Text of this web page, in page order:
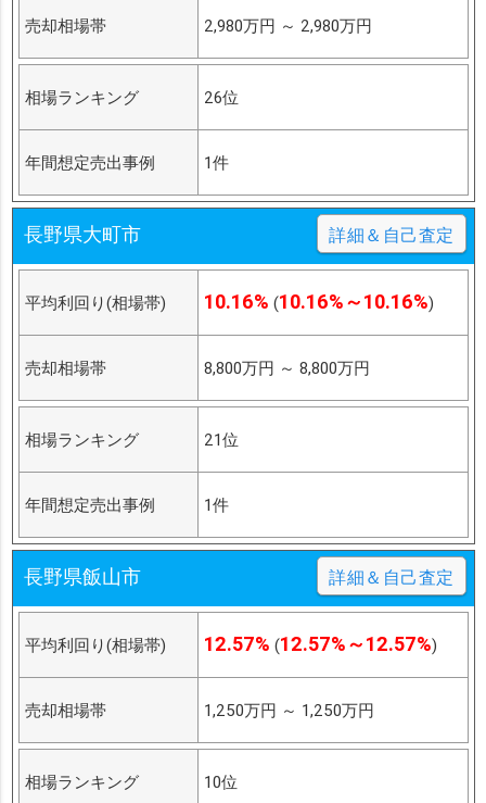
売却相場帯 2,980万円 ～ 2,980万円
相場ランキング 26位
年間想定売出事例 1件
長野県大町市 詳細＆自己査定
平均利回り(相場帯) 10.16% (10.16%～10.16%)
売却相場帯 8,800万円 ～ 8,800万円
相場ランキング 21位
年間想定売出事例 1件
長野県飯山市 詳細＆自己査定
平均利回り(相場帯) 12.57% (12.57%～12.57%)
売却相場帯 1,250万円 ～ 1,250万円
相場ランキング 10位